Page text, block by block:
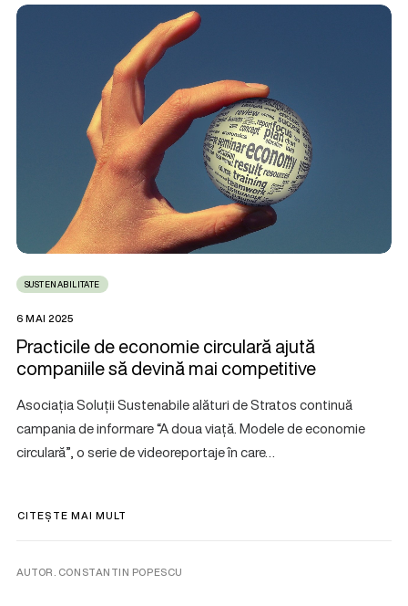
SUSTENABILITATE
6 MAI 2025
Practicile de economie circulară ajută
companiile să devină mai competitive
Asociația Soluții Sustenabile alături de Stratos continuă
campania de informare “A doua viață. Modele de economie
circulară”, o serie de videoreportaje în care…
CITEȘTE MAI MULT
AUTOR. CONSTANTIN POPESCU